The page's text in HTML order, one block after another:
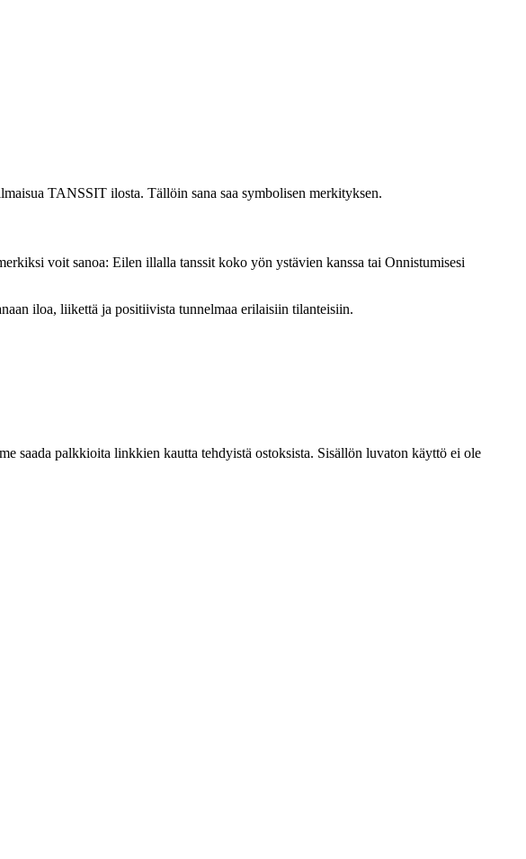
TANSSIT ilosta. Tällöin sana saa symbolisen merkityksen.
voit sanoa: Eilen illalla tanssit koko yön ystävien kanssa tai Onnistumisesi
iloa, liikettä ja positiivista tunnelmaa erilaisiin tilanteisiin.
saada palkkioita linkkien kautta tehdyistä ostoksista. Sisällön luvaton käyttö ei ole